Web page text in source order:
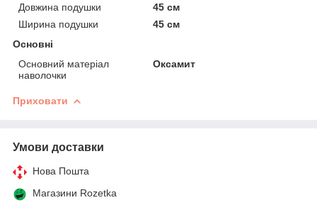
Довжина подушки
45 см
Ширина подушки
45 см
Основні
Основний матеріал
наволочки
Оксамит
Приховати
Умови доставки
Нова Пошта
Магазини Rozetka